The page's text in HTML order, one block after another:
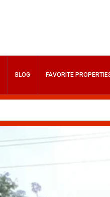
BLOG FAVORITE